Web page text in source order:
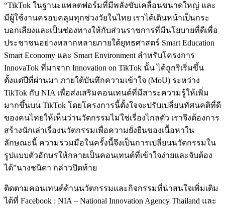
“TikTok ในฐานะแพลตฟอร์มที่มีพลังขับเคลื่อนขนาดใหญ่ และ
มีผู้ใช้งานครอบคลุมทุกช่วงวัยในไทย เราได้เดินหน้าเป็นกระ
บอกเสียงและเป็นช่องทางให้กับส่วนราชการที่มีนโยบายที่ดีเพื่อ
ประชาชนอย่างหลากหลายภายใต้ยุทธศาสตร์ Smart Education
Smart Economy และ Smart Environment สำหรับโครงการ
InnovaTok ที่มาจาก Innovation on TikTok นั้น ได้ถูกริเริ่มขึ้น
ตั้งแต่ปีที่ผ่านมา ภายใต้บันทึกความเข้าใจ (MoU) ระหว่าง
TikTok กับ NIA เพื่อส่งเสริมคอนเทนต์ที่มีสาระความรู้ให้เพิ่ม
มากขึ้นบน TikTok โดยโครงการนี้ตั้งใจจะปรับเปลี่ยนทัศนคติที่ดี
ของคนไทยให้เห็นว่านวัตกรรมไม่ใช่เรื่องไกลตัว เราจึงต้องการ
สร้างนักเล่าเรื่องนวัตกรรมเพื่อความยั่งยืนของเนื้อหาใน
ลักษณะนี้ ความร่วมมือในครั้งนี้จึงเป็นการเปลี่ยนนวัตกรรมใน
รูปแบบตัวอักษรให้กลายเป็นคอนเทนต์ที่เข้าใจง่ายและจับต้อง
ได้”นางชนิดา กล่าวปิดท้าย
ติดตามคอนเทนต์ด้านนวัตกรรมและกิจกรรมที่น่าสนใจเพิ่มเติม
ได้ที่ Facebook : NIA – National Innovation Agency Thailand และ